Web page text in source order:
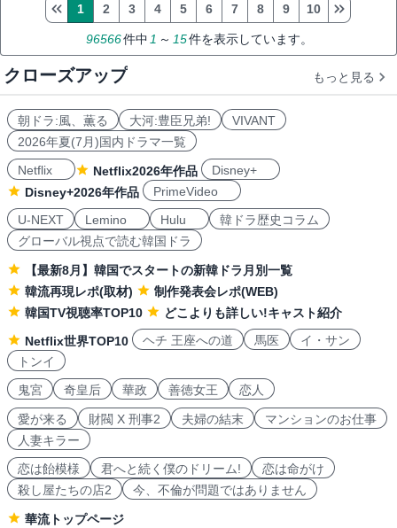
96566件中 1 ～ 15件を表示しています。
1 2 3 4 5 6 7 8 9 10
クローズアップ もっと見る
朝ドラ:風、薫る 大河:豊臣兄弟!
VIVANT
2026年夏(7月)国内ドラマ一覧
Netflix
Netflix2026年作品
Disney+
Disney+2026年作品
PrimeVideo
U-NEXT
Lemino Hulu
韓ドラ歴史コラム
グローバル視点で読む韓国ドラ
【最新8月】韓国でスタートの新韓ドラ月別一覧
韓流再現レポ(取材)
制作発表会レポ(WEB)
韓国TV視聴率TOP10
どこよりも詳しい!キャスト紹介
Netflix世界TOP10
ヘチ 王座への道 馬医
イ・サン
トンイ
鬼宮
奇皇后 華政 善徳女王 恋人
愛が来る 財閥 X 刑事2 夫婦の結末
マンションのお仕事
人妻キラー
恋は飴模様
君へと続く僕のドリーム!
恋は命がけ
殺し屋たちの店2
今、不倫が問題ではありません
華流トップページ